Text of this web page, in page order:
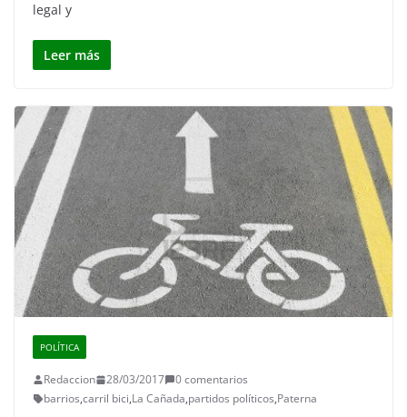
legal y
Leer más
POLÍTICA
Redaccion 28/03/2017
0 comentarios
barrios,carril bici,La Cañada,partidos políticos,Paterna